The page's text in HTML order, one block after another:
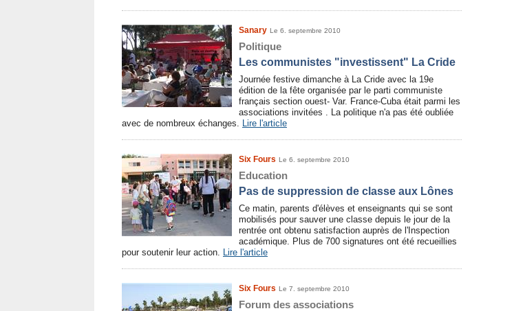
Sanary Le 6. septembre 2010
Politique
Les communistes "investissent" La Cride
Journée festive dimanche à La Cride avec la 19e
édition de la fête organisée par le parti communiste
français section ouest- Var. France-Cuba était parmi les
associations invitées . La politique n'a pas été oubliée
avec de nombreux échanges. Lire l'article
Six Fours Le 6. septembre 2010
Education
Pas de suppression de classe aux Lônes
Ce matin, parents d'élèves et enseignants qui se sont
mobilisés pour sauver une classe depuis le jour de la
rentrée ont obtenu satisfaction auprès de l'Inspection
académique. Plus de 700 signatures ont été recueillies
pour soutenir leur action. Lire l'article
Six Fours Le 7. septembre 2010
Forum des associations